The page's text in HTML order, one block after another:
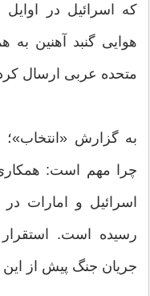
که اسرائیل در اوایل
هوایی گنبد آهنین به
متحده عربی ارسال
به گزارش
چرا مهم است: همکاری
اسرائیل و امارات
رسیده است. استقرار
جریان جنگ پیش از